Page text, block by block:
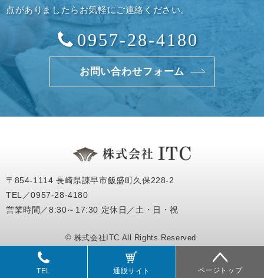
点がありましたらお気軽にご連絡ください。
0957-28-4180
お問い合わせフォーム
TEL 通販サイト ページトップ
〒854-1114 長崎県諌早市飯盛町久保228-2
TEL／0957-28-4180
営業時間／8:30～17:30 定休日／土・日・祝
© 株式会社ITC All Rights Reserved.